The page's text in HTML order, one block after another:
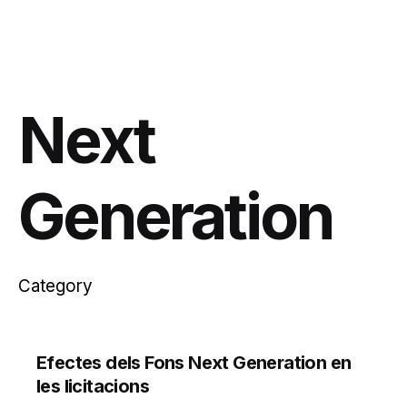
Next
Generation
Category
Efectes dels Fons Next Generation en
les licitacions